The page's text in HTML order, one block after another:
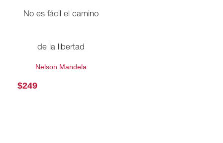
No es fácil el camino
de la libertad
Nelson Mandela
$249